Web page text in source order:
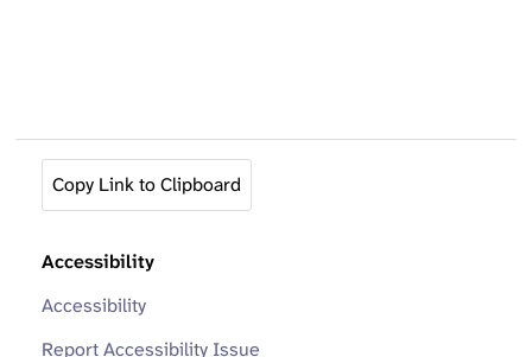
Copy Link to Clipboard
Accessibility
Accessibility
Report Accessibility Issue